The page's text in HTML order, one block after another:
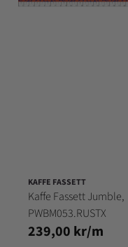
KAFFE FASSETT
Kaffe Fassett Jumble,
PWBM053.RUSTX
239,00 kr/m